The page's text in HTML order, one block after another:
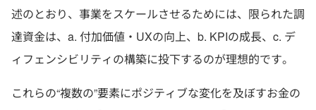
述のとおり、事業をスケールさせるためには、限られた調
達資金は、a. 付加価値・UXの向上、b. KPIの成長、c. デ
ィフェンシビリティの構築に投下するのが理想的です。
これらの“複数の”要素にポジティブな変化を及ぼすお金の